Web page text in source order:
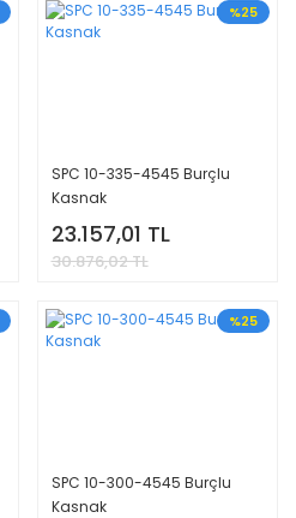
%25
SPC 10-335-4545 Burçlu
Kasnak
23.157,01 TL
30.876,02 TL
%25
SPC 10-300-4545 Burçlu
Kasnak